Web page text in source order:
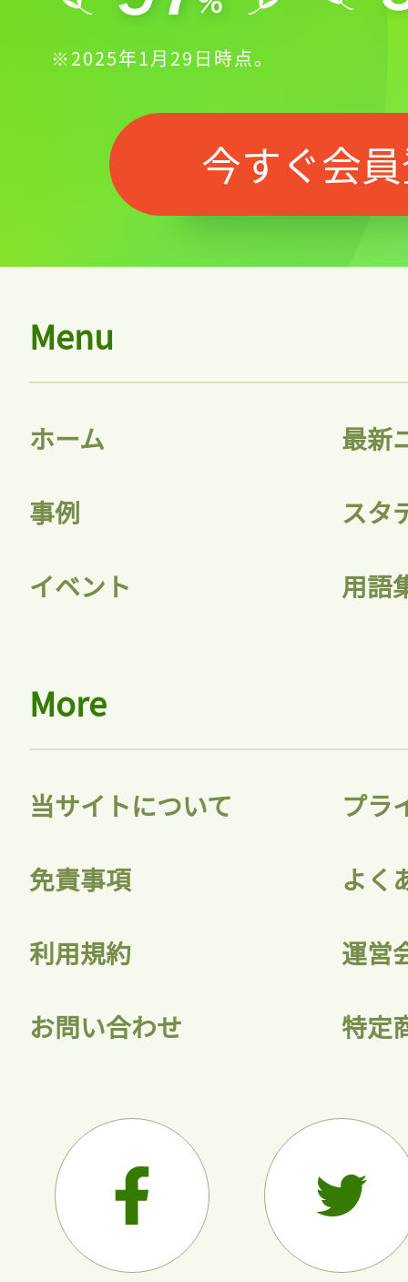
※2025年1月29日時点。
今すぐ会
Menu
ホーム 最新
事例 スタ
イベント 用語
More
当サイトについて プラ
免責事項 よく
利用規約 運営
お問い合わせ 特定